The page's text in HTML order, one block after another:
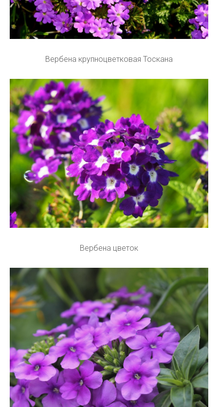
Вербена крупноцветковая Тоскана
Вербена цветок